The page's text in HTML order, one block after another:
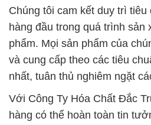
Chúng tôi cam kết duy trì
hàng đầu trong quá trình sản
phẩm. Mọi sản phẩm của
và cung cấp theo các tiêu
nhất, tuân thủ nghiêm ngặt
Với Công Ty Hóa Chất Đắc
hàng có thể hoàn toàn tin